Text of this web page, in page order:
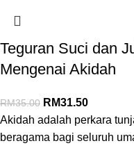
Teguran Suci dan
Mengenai Akidah
RM35.00 RM31.50
Akidah adalah perkara
beragama bagi seluruh